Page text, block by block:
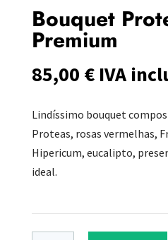
Bouquet
Premium
85,00 € IVA
Lindíssimo bouquet
Proteas, rosas vermelhas,
Hipericum, eucalipto,
ideal.